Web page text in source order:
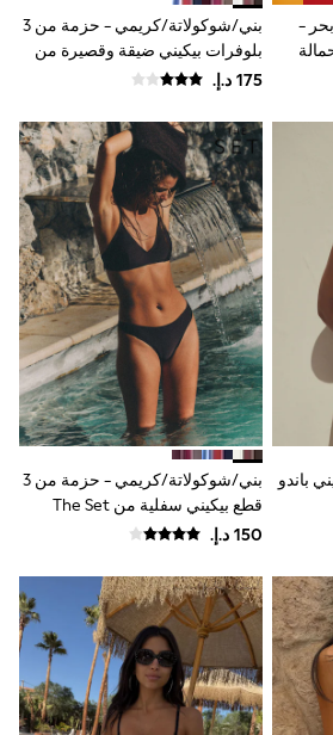
-
بني/شوكولاتة/كريمي - حزمة من 3
بلوفرات بيكيني ضيقة وقصيرة من
The Set
باندو
بني/شوكولاتة/كريمي - حزمة من 3
قطع بيكيني سفلية من The Set